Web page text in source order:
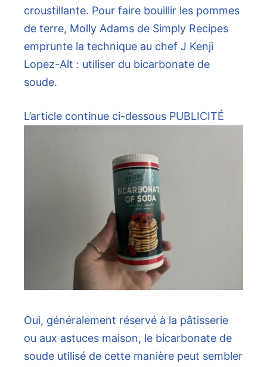
croustillante. Pour faire bouillir les pommes
de terre, Molly Adams de Simply Recipes
emprunte la technique au chef J Kenji
Lopez-Alt : utiliser du bicarbonate de
soude.
L’article continue ci-dessous PUBLICITÉ
Oui, généralement réservé à la pâtisserie
ou aux astuces maison, le bicarbonate de
soude utilisé de cette manière peut sembler